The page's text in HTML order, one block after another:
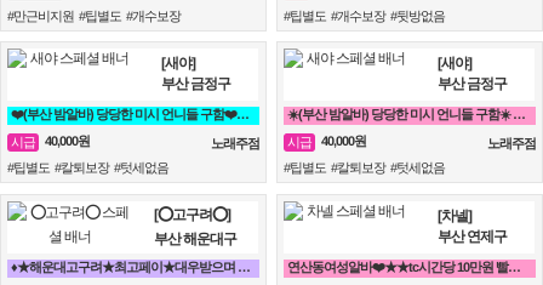
#만근비지원 #팁별도 #개수보장
#팁별도 #개수보장 #뒷방없음
[새야]
부산 금정구
❤️(부산 밤알바) 당당한 미시 언니들 구함❤️동래 노래방알바
시급
40,000원
노래주점
#팁별도 #칼퇴보장 #텃세없음
[새야]
부산 금정구
☀️(부산 밤알바) 당당한 미시 언니들 구함☀️ 노래방알바
시급
40,000원
노래주점
#팁별도 #칼퇴보장 #텃세없음
[⭕고구려⭕]
부산 해운대구
♦️★해운대고구려★최고페이★대우받으며 일하실언니들^^♦️
[차넬]
부산 연제구
연산동여성알바❤️★★tc시간당 10만원 빨리오세요★★ 조건 맞춰 드림❤️